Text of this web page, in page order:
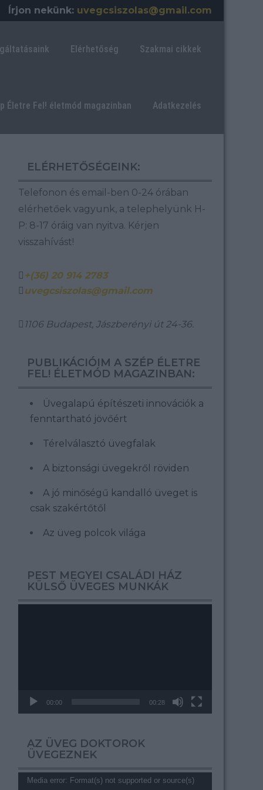
Írjon nekünk: uvegcsiszolas@gmail.com
Elérhetőség Szakmai cikkek
Életre Fel! életmód magazinban Adatkezelés
ELÉRHETŐSÉGEINK:
Telefonon és email-ben 0-24 órában
elérhetőek vagyunk, a telephelyünk H-
P: 8-17 óráig van nyitva. Kérjen
visszahívást!
+(36) 20 914 2783
uvegcsiszolas@gmail.com
1106 Budapest, Jászberényi út 24-36.
PUBLIKÁCIÓIM A SZÉP ÉLETRE
FEL! ÉLETMÓD MAGAZINBAN:
Üvegalapú építészeti innovációk a
fenntartható jövőért
Térelválasztó üvegfalak
A biztonsági üvegekről röviden
A jó minőségű kandalló üveget is
csak szakértőtől
Az üveg polcok világa
PEST MEGYEI CSALÁDI HÁZ
KÜLSŐ ÜVEGES MUNKÁK
00:00 00:28
AZ ÜVEG DOKTOROK
ÜVEGEZNEK
Videólejátszó
Media error: Format(s) not supported or source(s)